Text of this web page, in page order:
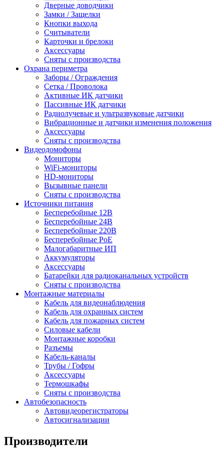
Дверные доводчики
Замки / Защелки
Кнопки выхода
Считыватели
Карточки и брелоки
Аксессуары
Сняты с производства
Охрана периметра
Заборы / Ограждения
Сетка / Проволока
Активные ИК датчики
Пассивные ИК датчики
Радиолучевые и ультразвуковые датчики
Вибрационные и датчики изменения положения
Аксессуары
Сняты с производства
Видеодомофоны
Мониторы
WiFi-мониторы
HD-мониторы
Вызывные панели
Сняты с производства
Источники питания
Бесперебойные 12В
Бесперебойные 24В
Бесперебойные 220В
Бесперебойные PoE
Малогабаритные ИП
Аккумуляторы
Аксессуары
Батарейки для радиоканальных устройств
Сняты с производства
Монтажные материалы
Кабель для видеонаблюдения
Кабель для охранных систем
Кабель для пожарных систем
Силовые кабели
Монтажные коробки
Разъемы
Кабель-каналы
Трубы / Гофры
Аксессуары
Термошкафы
Сняты с производства
Автобезопасность
Автовидеорегистраторы
Автосигнализации
Производители